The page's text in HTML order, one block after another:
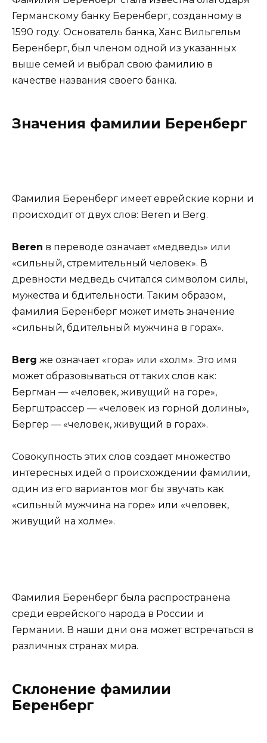
Германскому банку Беренберг, созданному в
1590 году. Основатель банка, Ханс Вильгельм
Беренберг, был членом одной из указанных
выше семей и выбрал свою фамилию в
качестве названия своего банка.
Значения фамилии Беренберг
Фамилия Беренберг имеет еврейские корни и
происходит от двух слов: Beren и Berg.
Beren в переводе означает «медведь» или
«сильный, стремительный человек». В
древности медведь считался символом силы,
мужества и бдительности. Таким образом,
фамилия Беренберг может иметь значение
«сильный, бдительный мужчина в горах».
Berg же означает «гора» или «холм». Это имя
может образовываться от таких слов как:
Бергман — «человек, живущий на горе»,
Бергштрассер — «человек из горной долины»,
Бергер — «человек, живущий в горах».
Совокупность этих слов создает множество
интересных идей о происхождении фамилии,
один из его вариантов мог бы звучать как
«сильный мужчина на горе» или «человек,
живущий на холме».
Фамилия Беренберг была распространена
среди еврейского народа в России и
Германии. В наши дни она может встречаться в
различных странах мира.
Склонение фамилии
Беренберг